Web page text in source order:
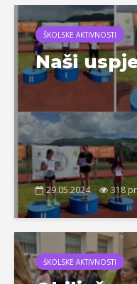
ŠKOLSKE AKTIVNOSTI
Naši
29.05.2024. 318
ŠKOLSKE AKTIVNOSTI